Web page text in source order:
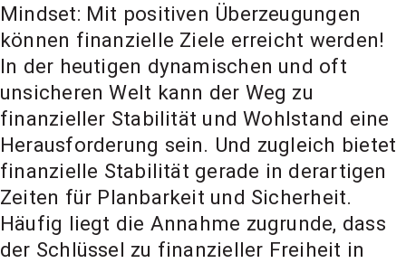
atung,
Investmen
t Coach,
Anlageber
Mindset: Mit positiven Überzeugungen
können finanzielle Ziele erreicht werden!
In der heutigen dynamischen und oft
unsicheren Welt kann der Weg zu
finanzieller Stabilität und Wohlstand eine
Herausforderung sein. Und zugleich bietet
finanzielle Stabilität gerade in derartigen
Zeiten für Planbarkeit und Sicherheit.
Häufig liegt die Annahme zugrunde, dass
der Schlüssel zu finanzieller Freiheit in